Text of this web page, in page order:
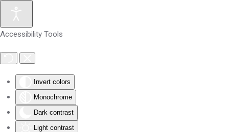
Accessibility Tools
Invert colors
Monochrome
Dark contrast
Light contrast
Skip to main content